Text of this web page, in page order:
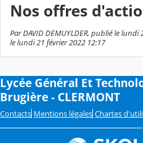
Nos offres
Par DAVID DEMUYLDER, publié le
le lundi 21 février 2022 12:17
Lycée Général Et
Brugière - CLERMONT
Contacts Mentions légales Chartes